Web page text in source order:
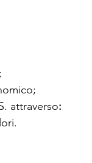
attraverso: